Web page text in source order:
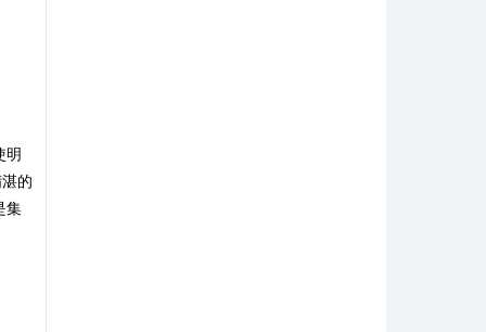
明
的
集